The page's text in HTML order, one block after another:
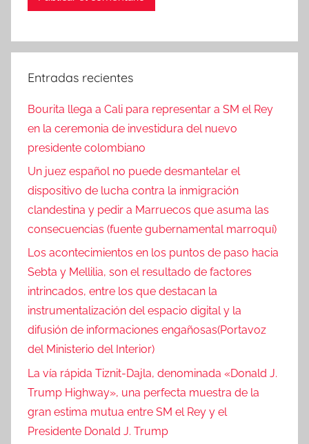
Entradas recientes
Bourita llega a Cali para representar a SM el Rey
en la ceremonia de investidura del nuevo
presidente colombiano
Un juez español no puede desmantelar el
dispositivo de lucha contra la inmigración
clandestina y pedir a Marruecos que asuma las
consecuencias (fuente gubernamental marroquí)
Los acontecimientos en los puntos de paso hacia
Sebta y Mellilia, son el resultado de factores
intrincados, entre los que destacan la
instrumentalización del espacio digital y la
difusión de informaciones engañosas(Portavoz
del Ministerio del Interior)
La vía rápida Tiznit-Dajla, denominada «Donald J.
Trump Highway», una perfecta muestra de la
gran estima mutua entre SM el Rey y el
Presidente Donald J. Trump